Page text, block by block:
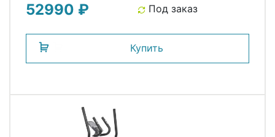
52990 ₽ Под заказ
Купить